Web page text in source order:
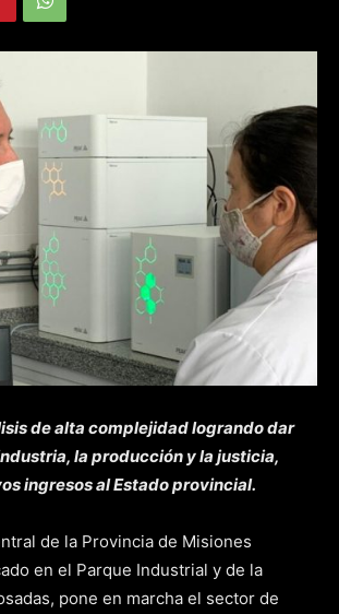
de alta complejidad logrando dar
la producción y la justicia,
ingresos al Estado provincial.
de la Provincia de Misiones
en el Parque Industrial y de la
pone en marcha el sector de